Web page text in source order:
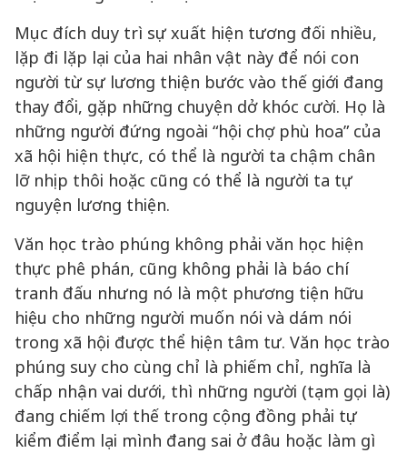
Mục đích duy trì sự xuất hiện tương đối nhiều,
lặp đi lặp lại của hai nhân vật này để nói con
người từ sự lương thiện bước vào thế giới đang
thay đổi, gặp những chuyện dở khóc cười. Họ là
những người đứng ngoài “hội chợ phù hoa” của
xã hội hiện thực, có thể là người ta chậm chân
lỡ nhịp thôi hoặc cũng có thể là người ta tự
nguyện lương thiện.
Văn học trào phúng không phải văn học hiện
thực phê phán, cũng không phải là báo chí
tranh đấu nhưng nó là một phương tiện hữu
hiệu cho những người muốn nói và dám nói
trong xã hội được thể hiện tâm tư. Văn học trào
phúng suy cho cùng chỉ là phiếm chỉ, nghĩa là
chấp nhận vai dưới, thì những người (tạm gọi là)
đang chiếm lợi thế trong cộng đồng phải tự
kiểm điểm lại mình đang sai ở đâu hoặc làm gì